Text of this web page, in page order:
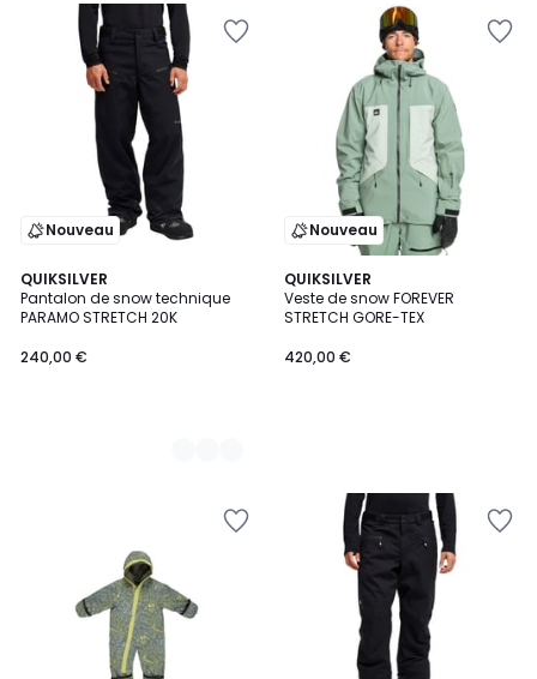
Nouveau
QUIKSILVER
Pantalon de snow technique
PARAMO STRETCH 20K
240,00 €
2
Couleurs
Nouveau
QUIKSILVER
Veste de snow FOREVER
STRETCH GORE-TEX
420,00 €